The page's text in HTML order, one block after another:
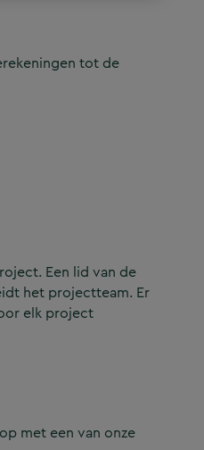
tot de
Een lid van de
het projectteam. Er
elk project
met een van onze